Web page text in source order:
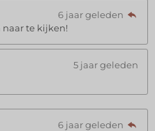
6 jaar geleden
naar te kijken!
5 jaar geleden
6 jaar geleden